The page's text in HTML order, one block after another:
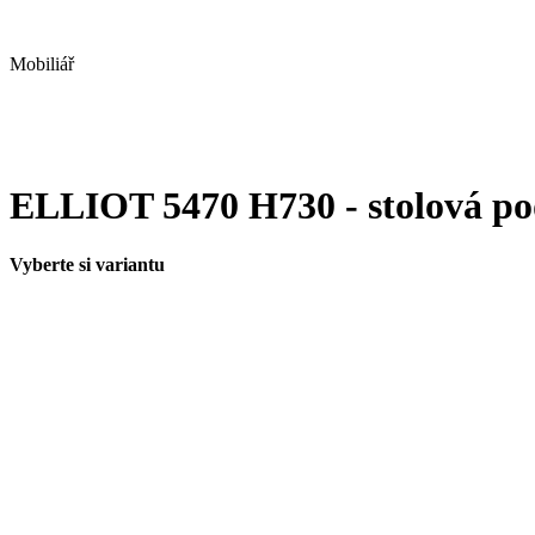
Mobiliář
ELLIOT 5470 H730 - stolová
Vyberte si variantu